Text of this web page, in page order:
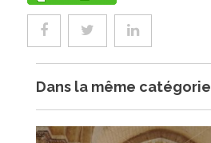
Dans la même catégorie